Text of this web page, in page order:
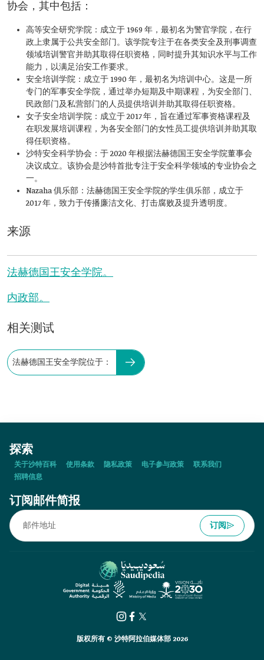
协会，其中包括：
高等安全研究学院：成立于 1969 年，最初名为警官学院，在行
政上隶属于公共安全部门。该学院专注于在各类安全及刑事调查
领域培训警官并助其取得任职资格，同时提升其知识水平与工作
能力，以满足治安工作要求。
安全培训学院：成立于 1990 年，最初名为培训中心。这是一所
专门的军事安全学院，通过举办短期及中期课程，为安全部门、
民政部门及私营部门的人员提供培训并助其取得任职资格。
女子安全培训学院：成立于 2017 年，旨在通过军事资格课程及
在职发展培训课程，为各安全部门的女性员工提供培训并助其取
得任职资格。
沙特安全科学协会：于 2020 年根据法赫德国王安全学院董事会
决议成立。该协会是沙特首批专注于安全科学领域的专业协会之
一。
Nazaha 俱乐部：法赫德国王安全学院的学生俱乐部，成立于
2017 年，致力于传播廉洁文化、打击腐败及提升透明度。
来源
法赫德国王安全学院。
内政部。
相关测试
法赫德国王安全学院位于：
探索
关于沙特百科 使用条款 隐私政策 电子参与政策
联系我们
招聘信息
订阅邮件简报
订阅
版权所有 © 沙特阿拉伯媒体部 2026